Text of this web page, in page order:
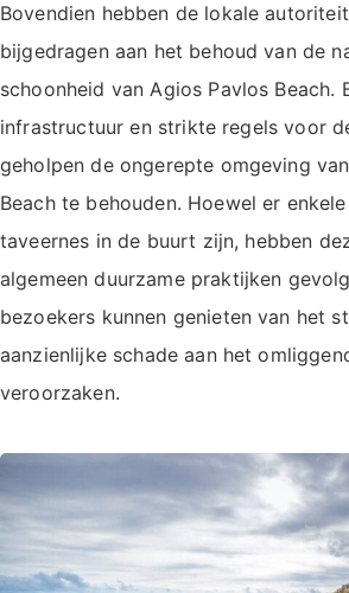
Bovendien hebben de lokale
bijgedragen aan het behoud van de
schoonheid van Agios Pavlos Beach.
infrastructuur en strikte regels voor
geholpen de ongerepte omgeving
Beach te behouden. Hoewel er
taveernes in de buurt zijn, hebben
algemeen duurzame praktijken
bezoekers kunnen genieten van het
aanzienlijke schade aan het
veroorzaken.